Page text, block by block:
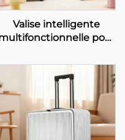
Valise intelligente
pour
en gros usine,
frontale, port
USB pour recharge,
porte-gobelets, crochet
latéral, embarquement